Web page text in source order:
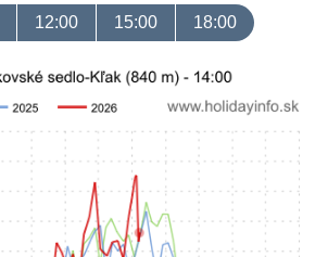
12:00 15:00 18:00